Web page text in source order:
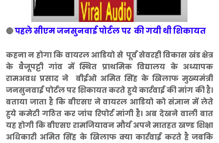
🔴पहले सीएम जनसुनवाई पोर्टल पर की गयी थी शिकायत
कहना न होगा कि वायरल आडियो से पूर्व सेवरही विकास खंड क्षेत्र
के बैजूपट्टी गांव में स्थित प्राथमिक विद्यालय के अध्यापक
रामअवध प्रसाद ने बीईओ अमित सिंह के खिलाफ मुख्यमंत्री
जनसुनवाई पोर्टल पर शिकायत करते हुये कार्रवाई की मांग की है।
बताया जाता है कि बीएसए ने वायरल आडियो को संज्ञान में लेते
हुये कमेटी गठित कर जांच रिपोर्ट मांगी है। अब देखने वाली बात
यह होगी कि बीएसए रामजियावन मौर्य अपने मातहत खण्ड शिक्षा
अधिकारी अमित सिंह के खिलाफ क्या कार्रवाई करते है जबकि